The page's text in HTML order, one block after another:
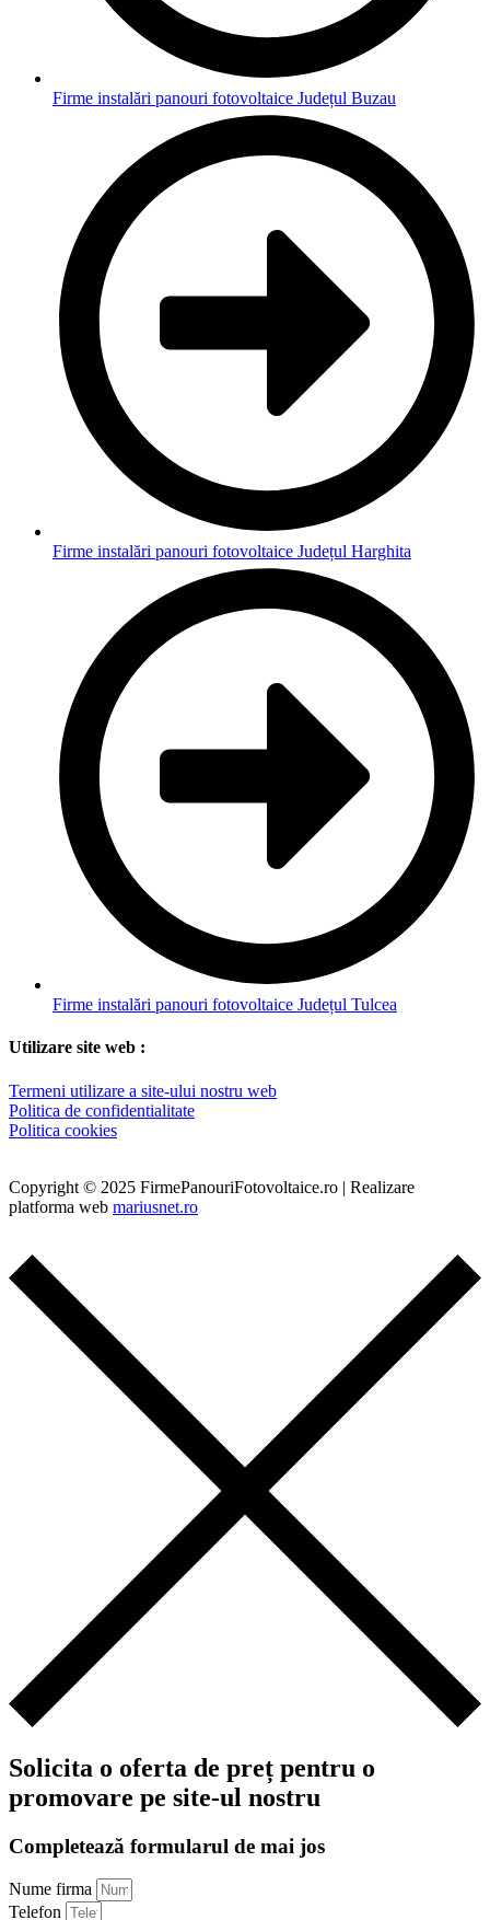
Firme instalări panouri fotovoltaice Județul Buzau
Firme instalări panouri fotovoltaice Județul Harghita
Firme instalări panouri fotovoltaice Județul Tulcea
Utilizare site web :
Termeni utilizare a site-ului nostru web
Politica de confidentialitate
Politica cookies
Copyright © 2025 FirmePanouriFotovoltaice.ro | Realizare
platforma web mariusnet.ro
Solicita o oferta de preț pentru o
promovare pe site-ul nostru
Completează formularul de mai jos
Nume firma
Telefon